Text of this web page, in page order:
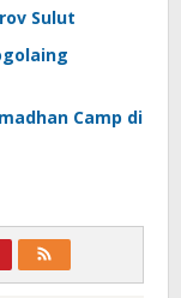
Sulut
Camp di